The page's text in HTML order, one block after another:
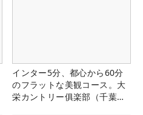
インター5分、都心から60分
のフラットな美観コース。大
栄カントリー俱楽部（千葉